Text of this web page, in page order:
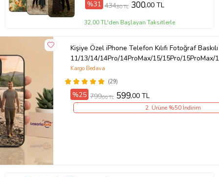
Ürün Kodu:kcm82664143
%31 434,80 TL 300,00 TL
32,00 TL'den Başlayan Taksitlerle
Kişiye Özel iPhone Telefon Kılıfı Fotoğraf Baskılı
11/13/14/14Pro/14ProMax/15/15Pro/
(29)
Kargo Bedava
%25 799,00 TL 599,00 TL
2. Ürüne %50 İndirim